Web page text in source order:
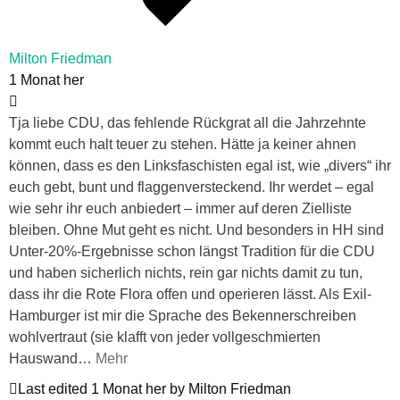
Milton Friedman
1 Monat her
Tja liebe CDU, das fehlende Rückgrat all die Jahrzehnte
kommt euch halt teuer zu stehen. Hätte ja keiner ahnen
können, dass es den Linksfaschisten egal ist, wie „divers“ ihr
euch gebt, bunt und flaggenversteckend. Ihr werdet – egal
wie sehr ihr euch anbiedert – immer auf deren Zielliste
bleiben. Ohne Mut geht es nicht. Und besonders in HH sind
Unter-20%-Ergebnisse schon längst Tradition für die CDU
und haben sicherlich nichts, rein gar nichts damit zu tun,
dass ihr die Rote Flora offen und operieren lässt. Als Exil-
Hamburger ist mir die Sprache des Bekennerschreiben
wohlvertraut (sie klafft von jeder vollgeschmierten
Hauswand … Mehr
Last edited 1 Monat her by Milton Friedman